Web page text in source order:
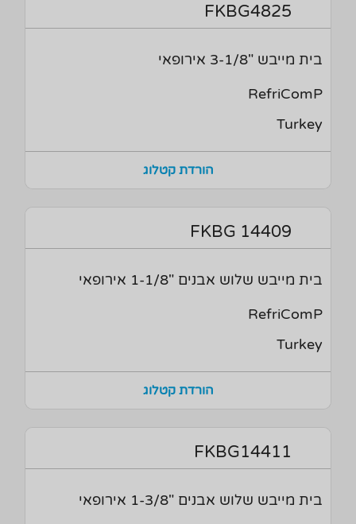
FKBG4825
בית מייבש "3-1/8 אירופאי
RefriComP
Turkey
הורדת קטלוג
FKBG 14409
בית מייבש שלוש אבנים "1-1/8 אירופאי
RefriComP
Turkey
הורדת קטלוג
FKBG14411
בית מייבש שלוש אבנים "1-3/8 אירופאי